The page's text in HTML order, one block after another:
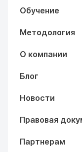
Обучение
Методология
О компании
Блог
Новости
Правовая
Партнерам